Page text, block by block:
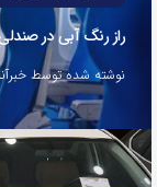
دوستان
خود
اشتراک
بگذارید.
راز رنگ آبی در
نوشته شده توسط